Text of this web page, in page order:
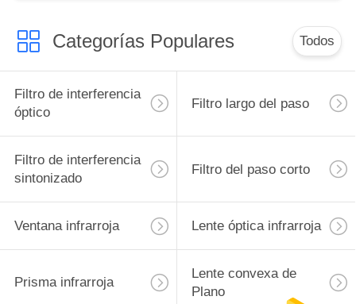
Categorías Populares Todos
Filtro de interferencia
óptico
Filtro largo del paso
Filtro de interferencia
sintonizado
Filtro del paso corto
Ventana infrarroja Lente óptica infrarroja
Prisma infrarroja
Lente convexa de
Plano